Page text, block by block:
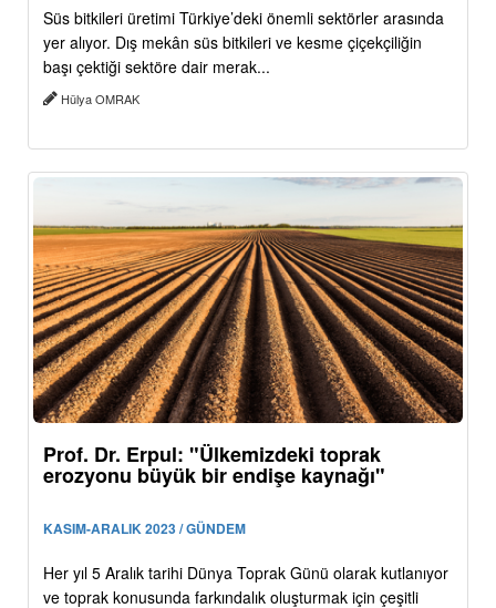
Süs bitkileri üretimi Türkiye’deki önemli sektörler arasında
yer alıyor. Dış mekân süs bitkileri ve kesme çiçekçiliğin
başı çektiği sektöre dair merak...
Hülya OMRAK
Prof. Dr. Erpul: "Ülkemizdeki toprak
erozyonu büyük bir endişe kaynağı"
KASIM-ARALIK 2023 / GÜNDEM
Her yıl 5 Aralık tarihi Dünya Toprak Günü olarak kutlanıyor
ve toprak konusunda farkındalık oluşturmak için çeşitli